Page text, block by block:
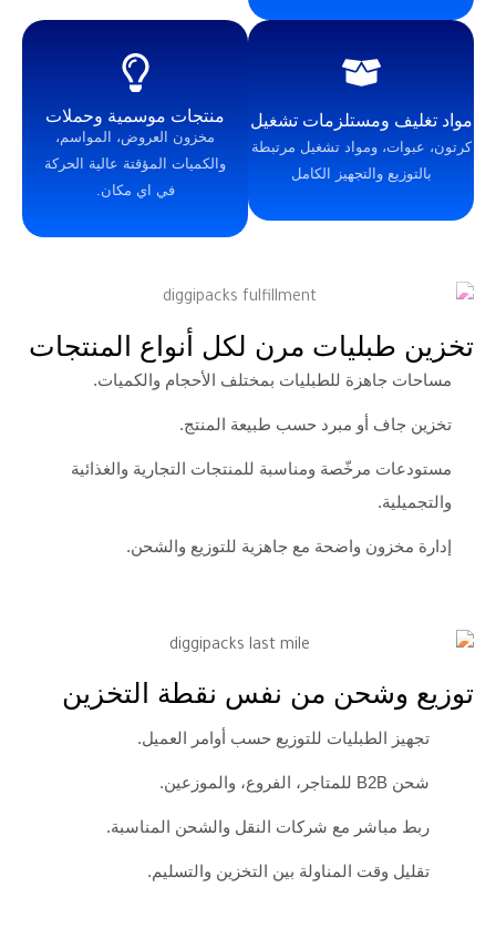
تشغيل
تشغيل مرتبطة
الكامل
منتجات موسمية وحملات
مخزون العروض، المواسم،
والكميات المؤقتة عالية الحركة
مرن لكل أنواع المنتجات
للطبليات بمختلف الأحجام والكميات.
أو مبرد حسب طبيعة المنتج.
ومناسبة للمنتجات التجارية والغذائية
واضحة مع جاهزية للتوزيع والشحن.
من نفس نقطة التخزين
للتوزيع حسب أوامر العميل.
مع شركات النقل والشحن المناسبة.
المناولة بين التخزين والتسليم.